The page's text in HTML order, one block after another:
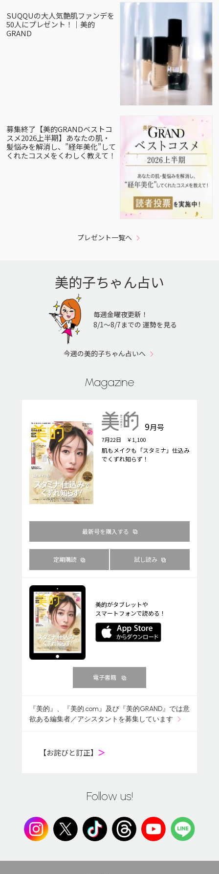
SUQQUの大人気艶肌ファンデを
50人にプレゼント！｜美的
GRAND
募集終了【美的GRANDベストコ
スメ2026上半期】あなたの肌・
髪悩みを解消し、”経年美化”して
くれたコスメをくわしく教えて！
プレゼント一覧へ
美的子ちゃん占い
毎週金曜夜更新！
8/1〜8/7までの 運勢を見る
今週の美的子ちゃん占いへ
Magazine
9月号
7月22日 ￥1,100
肌もメイクも「スタミナ」仕込み
でくずれ知らず！
最新号を購入する
定期購読 試し読み
美的がタブレットや
スマートフォンで読める！
電子書籍
『美的』、『美的.com』及び『美的GRAND』では意
欲ある編集者／アシスタントを募集しています
【お詫びと訂正】 ＞
Follow us!